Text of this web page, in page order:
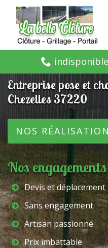
indisponible
Entreprise pose et
Chezelles 37220
NOS
Nos engagements
Devis et
Sans engagement
Artisan passionné
Prix imbattable